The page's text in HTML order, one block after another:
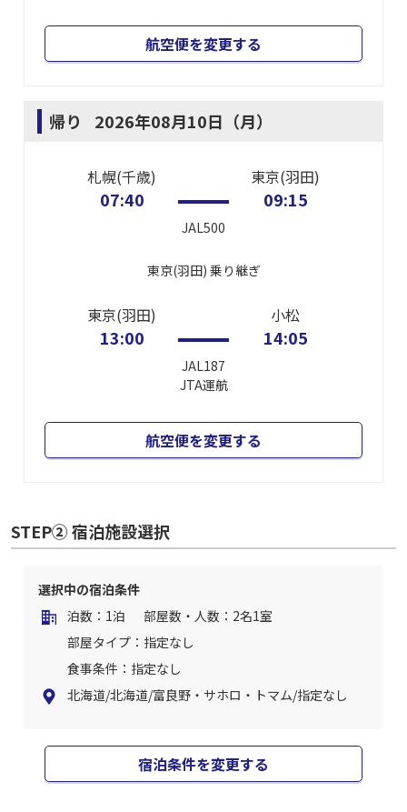
航空便を変更する
帰り 2026年08月10日（月）
札幌(千歳)
07:40
JAL500
東京(羽田)
09:15
東京(羽田) 乗り継ぎ
東京(羽田)
13:00
JAL187
JTA運航
小松
14:05
航空便を変更する
STEP② 宿泊施設選択
選択中の宿泊条件
泊数：1泊
部屋数・人数：2名1室
部屋タイプ：指定なし
食事条件：指定なし
北海道/北海道/富良野・サホロ・トマム/指定なし
宿泊条件を変更する